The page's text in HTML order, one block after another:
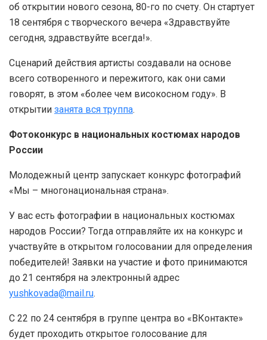
об открытии нового сезона, 80-го по счету. Он стартует
18 сентября с творческого вечера «Здравствуйте
сегодня, здравствуйте всегда!».
Сценарий действия артисты создавали на основе
всего сотворенного и пережитого, как они сами
говорят, в этом «более чем високосном году». В
открытии занята вся труппа.
Фотоконкурс в национальных костюмах народов
России
Молодежный центр запускает конкурс фотографий
«Мы – многонациональная страна». ⠀
У вас есть фотографии в национальных костюмах
народов России? Тогда отправляйте их на конкурс и
участвуйте в открытом голосовании для определения
победителей! Заявки на участие и фото принимаются
до 21 сентября на электронный адрес
yushkovada@mail.ru.
С 22 по 24 сентября в группе центра во «ВКонтакте»
будет проходить открытое голосование для